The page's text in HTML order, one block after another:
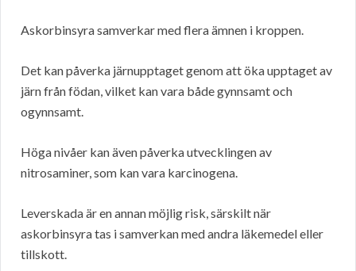
Askorbinsyra samverkar med flera ämnen i kroppen.
Det kan påverka järnupptaget genom att öka upptaget av
järn från födan, vilket kan vara både gynnsamt och
ogynnsamt.
Höga nivåer kan även påverka utvecklingen av
nitrosaminer, som kan vara karcinogena.
Leverskada är en annan möjlig risk, särskilt när
askorbinsyra tas i samverkan med andra läkemedel eller
tillskott.